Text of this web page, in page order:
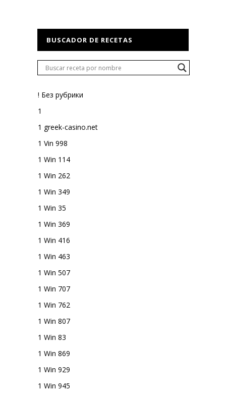
BUSCADOR DE RECETAS
! Без рубрики
1
1 greek-casino.net
1 Vin 998
1 Win 114
1 Win 262
1 Win 349
1 Win 35
1 Win 369
1 Win 416
1 Win 463
1 Win 507
1 Win 707
1 Win 762
1 Win 807
1 Win 83
1 Win 869
1 Win 929
1 Win 945